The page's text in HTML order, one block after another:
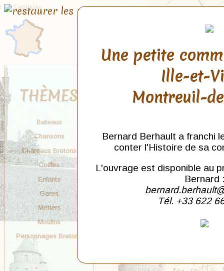
THÈMES
Bateaux
Chansons
Châteaux Bretons
Coiffes
Enfants
Gares
Métiers
Moulins
Personnages Bretons
Une petite
Ille-et-
Montreuil-
Bernard Berhault a franchi
conter l'Histoire de sa
L'ouvrage est disponible au
Bernard
Tél. +33 622